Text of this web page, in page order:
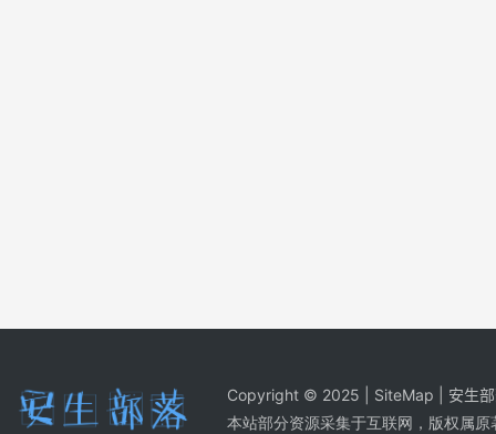
Copyright © 2025 | SiteMap | 安生
本站部分资源采集于互联网，版权属原